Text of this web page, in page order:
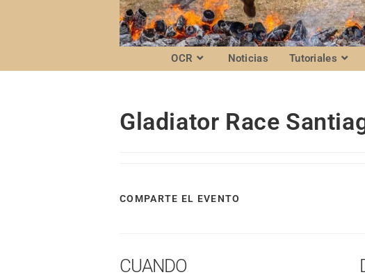
OCR Noticias Tutoriales
Gladiator Race
COMPARTE EL EVENTO
CUANDO